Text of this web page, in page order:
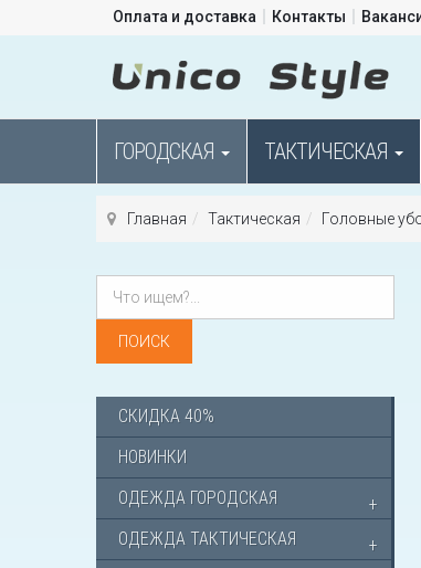
Оплата и доставка Контакты
ГОРОДСКАЯ ТАКТИЧЕСКАЯ
Главная Тактическая Головные
СКИДКА 40%
НОВИНКИ
ОДЕЖДА ГОРОДСКАЯ
ОДЕЖДА ТАКТИЧЕСКАЯ